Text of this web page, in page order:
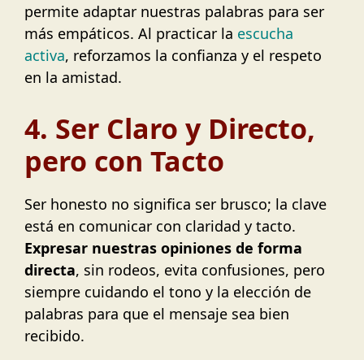
permite adaptar nuestras palabras para ser
más empáticos. Al practicar la escucha
activa, reforzamos la confianza y el respeto
en la amistad.
4. Ser Claro y Directo,
pero con Tacto
Ser honesto no significa ser brusco; la clave
está en comunicar con claridad y tacto.
Expresar nuestras opiniones de forma
directa, sin rodeos, evita confusiones, pero
siempre cuidando el tono y la elección de
palabras para que el mensaje sea bien
recibido.